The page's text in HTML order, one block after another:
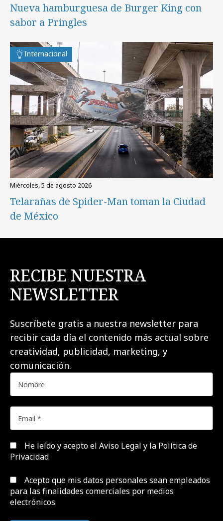
Nueva hamburguesa de Burger King con
sabor a Pringles
Internacional
miércoles, 5 de agosto 2026
Telarañas de Spider-Man toman la Ciudad
de México
RECIBE NUESTRA
NEWSLETTER
Suscríbete gratis a nuestra newsletter para
recibir cada día el contenido más actual sobre
creatividad, publicidad, marketing, y
comunicación.
He leído y acepto el Aviso Legal y la Política de
Privacidad
Acepto que mis datos personales sean empleados
para las finalidades comerciales por medios
electrónicos